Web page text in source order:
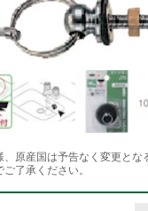
原産国は予告なく変更とな
了承ください。